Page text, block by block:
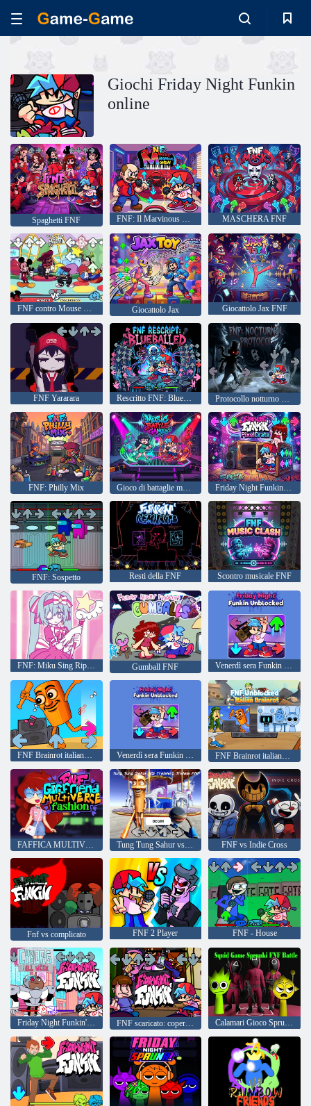
Giochi Friday Night Funkin
online
Spaghetti FNF FNF: Il Marvinous Monday di Marvin MASCHERA FNF
FNF contro Mouse Ultimate Giocattolo Jax Giocattolo Jax FNF
FNF Yararara Rescritto FNF: Blueballed Protocollo notturno FNF mod
FNF: Philly Mix Gioco di battaglie musicali Friday Night Funkin PixelCrate
FNF: Sospetto Resti della FNF Scontro musicale FNF
FNF: Miku Sing Riprova ora Gumball FNF Venerdì sera Funkin Unblocked
FNF Brainrot italiano senza blocco Venerdì sera Funkin Unblocked FNF Brainrot italiano senza blocco
FAFFICA MULTIVERE GIRMPA FNF Tung Tung Sahur vs Tralaro Tralala FNF FNF vs Indie Cross
Fnf vs complicato FNF 2 Player FNF - House
Friday Night Funkin' vs Cyborg: settimana intera FNF scaricato: copertura BF Calamari Gioco Sprunki FNF Battaglia